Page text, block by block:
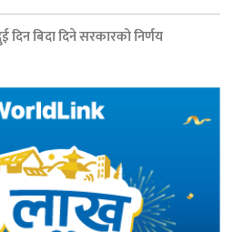
बिदा दिने सरकारको निर्णय